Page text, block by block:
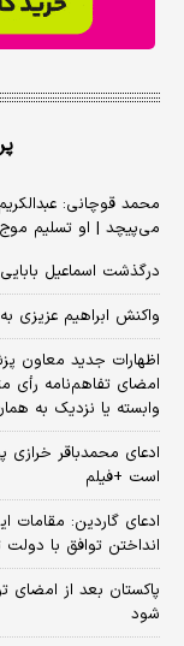
محمد قوچانی:
می‌پیچد | او تسلیم
درگذشت اسماعیل
واکنش ابراهیم عزیزی
امضای تفاهم‌نامه
وابسته یا نزدیک به
ادعای محمدباقر
است +فیلم
ادعای گاردین: مقامات
انداختن توافق با
پاکستان بعد از امضای
شود